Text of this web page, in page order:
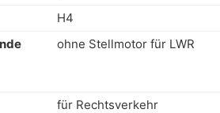
H4
ohne Stellmotor für LWR
für Rechtsverkehr